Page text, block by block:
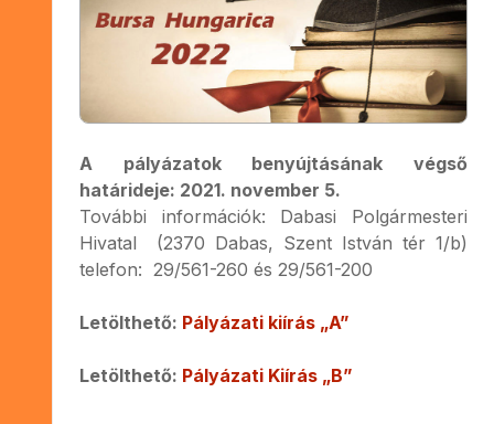
A pályázatok benyújtásának végső
határideje: 2021. november 5.
További információk: Dabasi Polgármesteri
Hivatal (2370 Dabas, Szent István tér 1/b)
telefon: 29/561-260 és 29/561-200
Letölthető: Pályázati kiírás „A”
Letölthető: Pályázati Kiírás „B”